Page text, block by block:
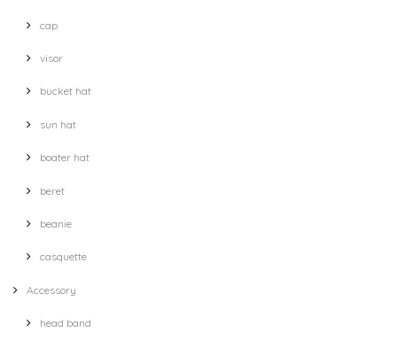
cap
visor
bucket hat
sun hat
boater hat
beret
beanie
casquette
Accessory
head band